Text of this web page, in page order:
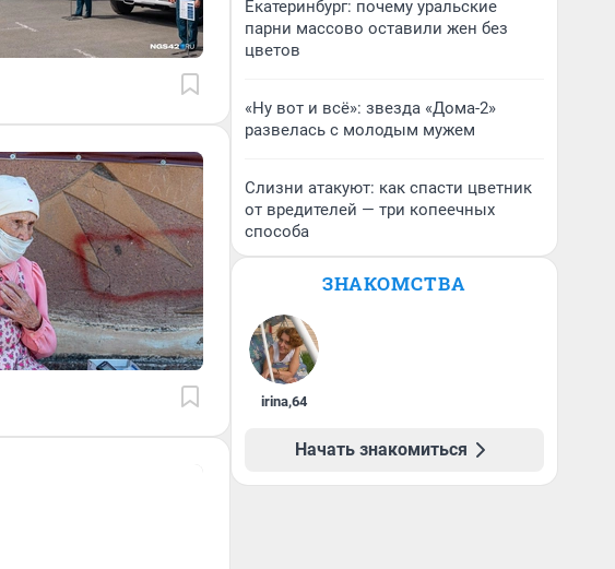
Екатеринбург: почему уральские
парни массово оставили жен без
цветов
«Ну вот и всё»: звезда «Дома-2»
развелась с молодым мужем
Слизни атакуют: как спасти цветник
от вредителей — три копеечных
способа
ЗНАКОМСТВА
irina,64
Начать знакомиться